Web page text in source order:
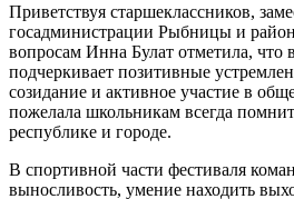
Приветствуя старшеклассников,
госадминистрации Рыбницы и
вопросам Инна Булат отметила, что
подчеркивает позитивные
созидание и активное участие в
пожелала школьникам всегда
республике и городе.
В спортивной части фестиваля
выносливость, умение находить